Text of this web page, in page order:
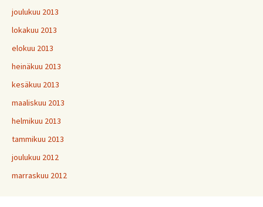
joulukuu 2013
lokakuu 2013
elokuu 2013
heinäkuu 2013
kesäkuu 2013
maaliskuu 2013
helmikuu 2013
tammikuu 2013
joulukuu 2012
marraskuu 2012